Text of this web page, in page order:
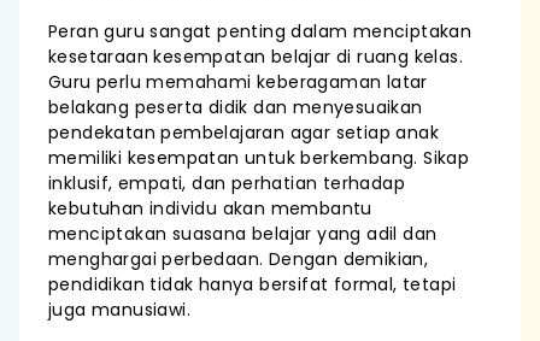
Peran guru sangat penting dalam menciptakan
kesetaraan kesempatan belajar di ruang kelas.
Guru perlu memahami keberagaman latar
belakang peserta didik dan menyesuaikan
pendekatan pembelajaran agar setiap anak
memiliki kesempatan untuk berkembang. Sikap
inklusif, empati, dan perhatian terhadap
kebutuhan individu akan membantu
menciptakan suasana belajar yang adil dan
menghargai perbedaan. Dengan demikian,
pendidikan tidak hanya bersifat formal, tetapi
juga manusiawi.